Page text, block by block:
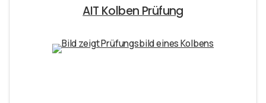
AIT Kolben Prüfung